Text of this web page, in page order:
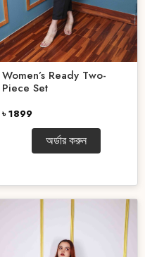
Women’s Ready Two-
Piece Set
৳ 1899
অর্ডার করুন